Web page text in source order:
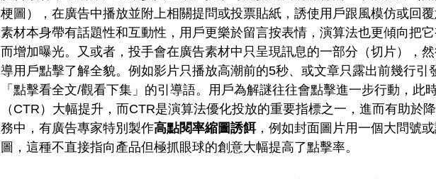
梗圖），在廣告中播放並附上相關提問或投票貼紙，誘使用戶跟風模仿或回
素材本身帶有話題性和互動性，用戶更樂於留言按表情，演算法也更傾向把
而增加曝光。又或者，投手會在廣告素材中只呈現訊息的一部分（切片），然
導用戶點擊了解全貌。例如影片只播放高潮前的5秒、或文章只露出前幾行引
「點擊看全文/觀看下集」的引導語。用戶為解謎往往會點擊進一步行動，此
（CTR）大幅提升，而CTR是演算法優化投放的重要指標之一，進而有助於
務中，有廣告專家特別製作高點閱率縮圖誘餌，例如封面圖片用一個大問號
圖，這種不直接指向產品但極抓眼球的創意大幅提高了點擊率。